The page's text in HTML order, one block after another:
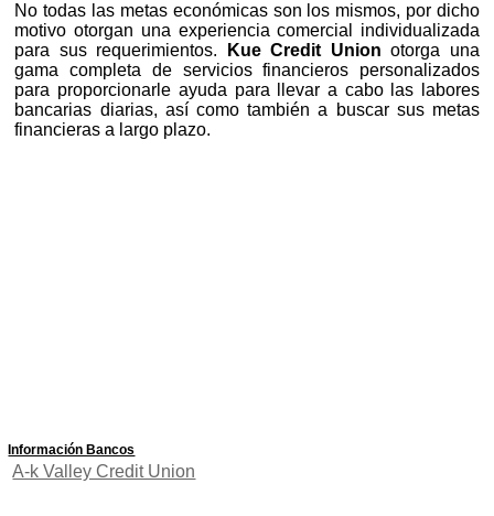
No todas las metas económicas son los mismos, por dicho
motivo otorgan una experiencia comercial individualizada
para sus requerimientos.
Kue Credit Union otorga una
gama completa de servicios financieros personalizados
para proporcionarle ayuda para llevar a cabo las labores
bancarias diarias, así como también a buscar sus metas
financieras a largo plazo.
Información Bancos
A-k Valley Credit Union